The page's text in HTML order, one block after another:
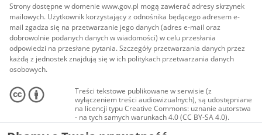
Strony dostępne w domenie www.gov.pl mogą zawierać adresy skrzynek
mailowych. Użytkownik korzystający z odnośnika będącego adresem e-
mail zgadza się na przetwarzanie jego danych (adres e-mail oraz
dobrowolnie podanych danych w wiadomości) w celu przesłania
odpowiedzi na przesłane pytania. Szczegóły przetwarzania danych przez
każdą z jednostek znajdują się w ich politykach przetwarzania danych
osobowych.
Treści tekstowe publikowane w serwisie (z
wyłączeniem treści audiowizualnych), są udostępniane
na licencji typu Creative Commons: uznanie autorstwa
- na tych samych warunkach 4.0 (CC BY-SA 4.0).
Materiały audiowizualne, w tym zdjęcia, materiały